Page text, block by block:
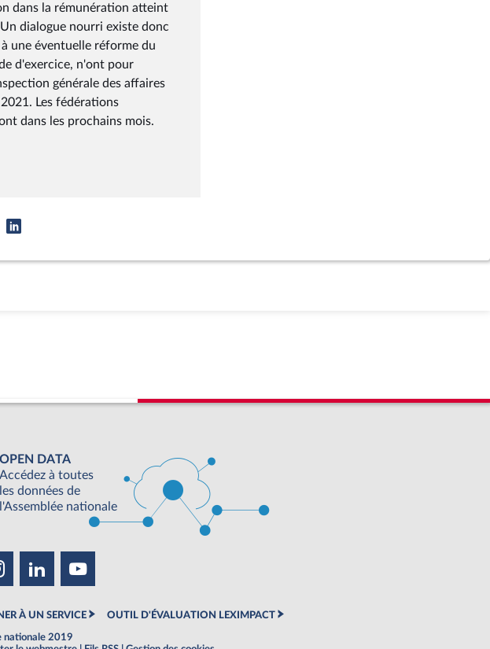
dans la rémunération atteint
dialogue nourri existe donc
une éventuelle réforme du
d'exercice, n'ont pour
générale des affaires
Les fédérations
dans les prochains mois.
OPEN DATA
Accédez à toutes
les données de
l'Assemblée nationale
À UN SERVICE OUTIL D'ÉVALUATION LEXIMPACT
nationale 2019